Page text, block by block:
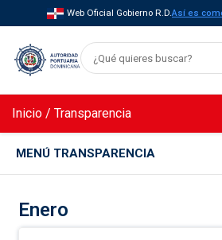
Web Oficial Gobierno R.D.Así es
Inicio / Transparencia
MENÚ TRANSPARENCIA
Enero